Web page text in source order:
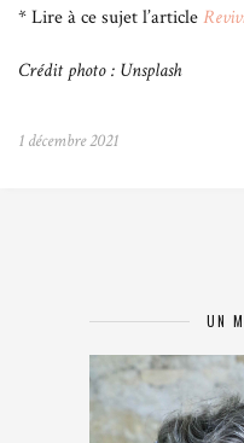
* Lire à ce sujet l’article
Crédit photo : Unsplash
1 décembre 2021
UN